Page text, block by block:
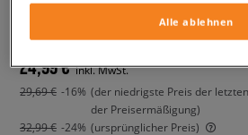
damen, flip-flops und badeschuhe
24,99 € inkl. MwSt.
29,69 € -16% (der niedrigste Preis der
der Preisermäßigung)
32,99 € -24% (ursprünglicher Preis)
Alle ablehnen